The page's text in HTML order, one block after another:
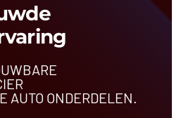
AUTO ONDERDELEN.